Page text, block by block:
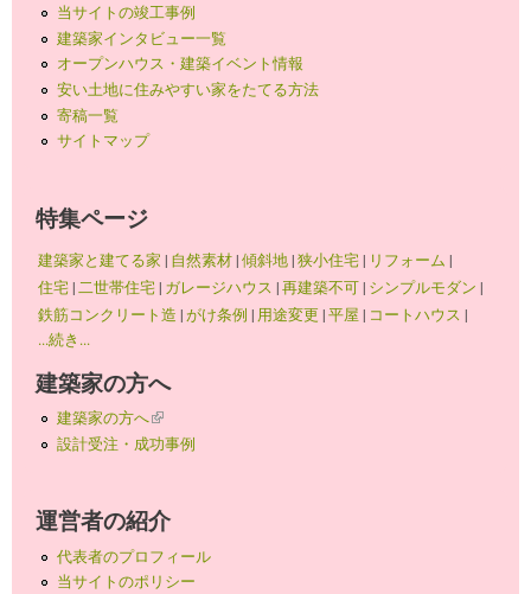
当サイトの竣工事例
建築家インタビュー一覧
オープンハウス・建築イベント情報
安い土地に住みやすい家をたてる方法
寄稿一覧
サイトマップ
特集ページ
建築家と建てる家 | 自然素材|傾斜地|狭小住宅| リフォーム |
住宅| 二世帯住宅| ガレージハウス |再建築不可| シンプルモダン |
鉄筋コンクリート造 |がけ条例 | 用途変更 |平屋 | コートハウス |
...続き...
建築家の方へ
建築家の方へ(link is external)
設計受注・成功事例
運営者の紹介
代表者のプロフィール
当サイトのポリシー